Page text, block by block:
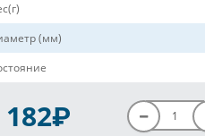
(мм)
182P